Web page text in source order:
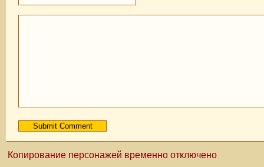
Копирование персонажей временно отключено